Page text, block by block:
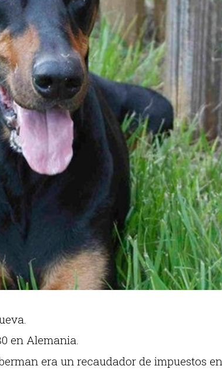
en Alemania.
era un recaudador de impuestos en